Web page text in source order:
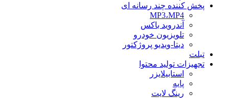
پخش کننده چند رسانه ای
MP3،MP4
آندروید باکس
تلویزیون خودرو
دیتا-ویدیو پروژکتور
تبلت
تجهیزات تولید محتوا
استابیلایزر
پایه
رینگ لایت